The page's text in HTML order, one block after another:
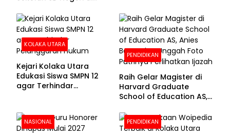
Beralas Tanah dan
Dinding Bolong-bolong
Bhayangkara ke-80
KOLAKA UTARA
Kejari Kolaka Utara
Edukasi Siswa SMPN 12
agar Terhindar
PENDIDIKAN
Raih Gelar Magister di
Harvard Graduate
School of Education AS,
Foto Putrinya Perlihatkan
Ijazah
NASIONAL PENDIDIKAN